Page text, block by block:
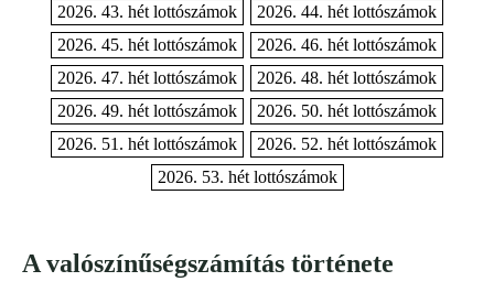
2026. 43. hét lottószámok
2026. 44. hét lottószámok
2026. 45. hét lottószámok
2026. 46. hét lottószámok
2026. 47. hét lottószámok
2026. 48. hét lottószámok
2026. 49. hét lottószámok
2026. 50. hét lottószámok
2026. 51. hét lottószámok
2026. 52. hét lottószámok
2026. 53. hét lottószámok
A valószínűségszámítás története